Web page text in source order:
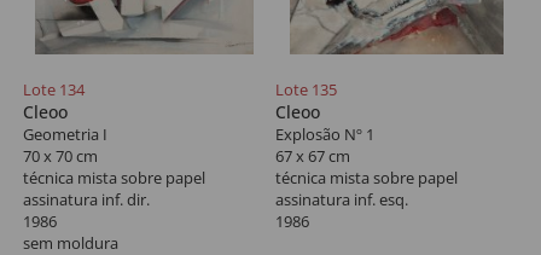
Lote 134
Cleoo
Geometria I
70 x 70 cm
técnica mista sobre papel
assinatura inf. dir.
1986
sem moldura
Lote 135
Cleoo
Explosão Nº 1
67 x 67 cm
técnica mista sobre papel
assinatura inf. esq.
1986